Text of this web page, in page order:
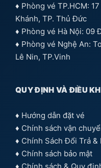
♦ Phòng vé TP.HCM:
Khánh, TP. Thủ Đức
♦ Phòng vé Hà Nội: 09
♦ Phòng vé Nghệ An:
Lê Nin, TP.Vinh
QUY ĐỊNH VÀ ĐIỀU
♦ Hướng dẫn đặt vé
♦ Chính sách vận
♦ Chính Sách Đổi Trả &
♦ Chính sách bảo mật
♦ Chính sách & Quy